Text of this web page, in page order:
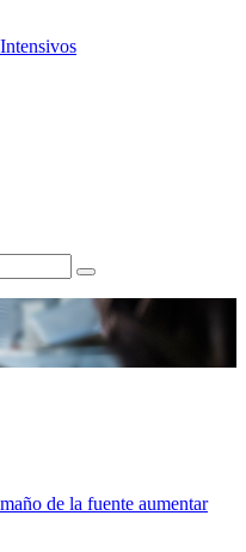
de la fuente aumentar